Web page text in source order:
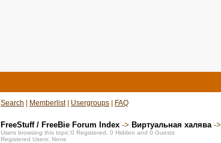
Search Memberlist| Usergroups FAQ
FreeStuff / FreeBie Forum Index -> Виртуальная халява->
Users browsing this topic:0 Registered, 0 Hidden and 0 Guests
Registered Users: None